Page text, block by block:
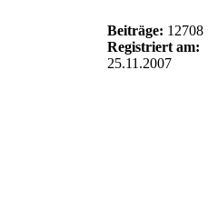
Beiträge: 12708
Registriert am:
25.11.2007